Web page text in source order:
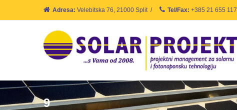
Adresa: Velebitska 76, 21000 Split / Tel/Fax: +385 21 655 117
9